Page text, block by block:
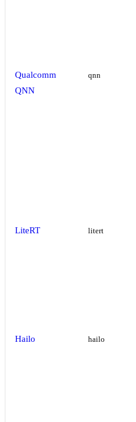
Qualcomm
QNN
qnn
LiteRT litert
Hailo hailo